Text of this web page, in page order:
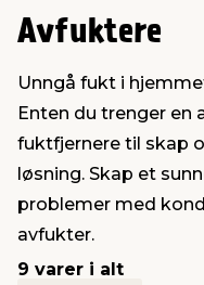
og vegger
og tilbehør
og terrassebord
& levegger
og oppheng
& oppbevaring
& ventilasjon
Home
& kjemikalier
og fugemasse
av verktøy
maskiner
Avfuktere
Unngå fukt i
Enten du trenger en
fuktfjernere til skap
løsning. Skap et
problemer med
avfukter.
9 varer i alt